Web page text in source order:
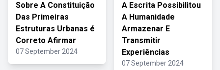
Sobre A Constituição
Das Primeiras
Estruturas Urbanas é
Correto Afirmar
07 September 2024
A Escrita Possibilitou
A Humanidade
Armazenar E
Transmitir
Experiências
07 September 2024